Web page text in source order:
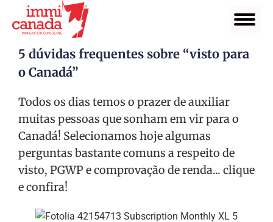
5 dúvidas frequentes sobre “visto para
o Canadá”
Todos os dias temos o prazer de auxiliar
muitas pessoas que sonham em vir para o
Canadá! Selecionamos hoje algumas
perguntas bastante comuns a respeito de
visto, PGWP e comprovação de renda... clique
e confira!